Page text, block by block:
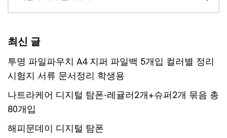
최신 글
투명 파일파우치 A4 지퍼 파일백 5개입 컬러별 정리
시험지 서류 문서정리 학생용
나트라케어 디지털 탐폰-레귤러2개+슈퍼2개 묶음 총
80개입
해피문데이 디지털 탐폰